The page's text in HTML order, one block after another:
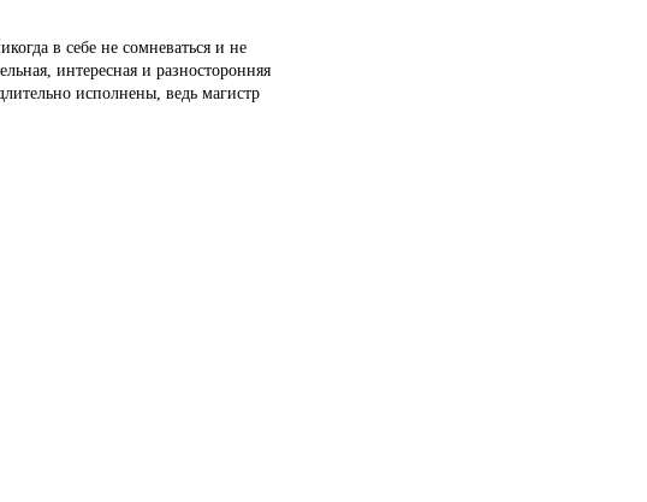
в себе не сомневаться и не
интересная и разносторонняя
исполнены, ведь магистр